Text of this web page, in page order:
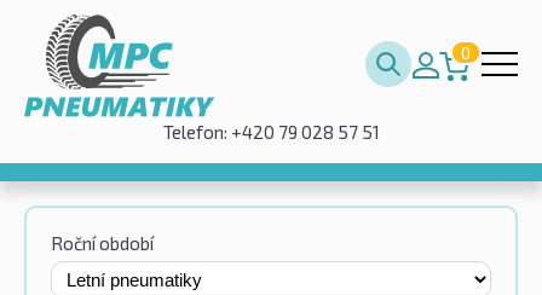
0
Telefon: +420 79 028 57 51
Roční období